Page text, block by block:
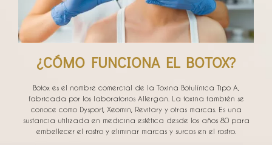
¿CÓMO FUNCIONA EL BOTOX?
Botox es el nombre comercial de la Toxina Botulínica Tipo A,
fabricada por los laboratorios Allergan. La toxina también se
conoce como Dysport, Xeomin, Revitary y otras marcas. Es una
sustancia utilizada en medicina estética desde los años 80 para
embellecer el rostro y eliminar marcas y surcos en el rostro.